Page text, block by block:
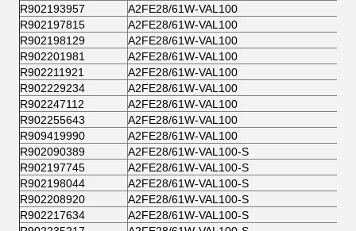
R902193957
A2FE28/61W-VAL100
R902197815
A2FE28/61W-VAL100
R902198129
A2FE28/61W-VAL100
R902201981
A2FE28/61W-VAL100
R902211921
A2FE28/61W-VAL100
R902229234
A2FE28/61W-VAL100
R902247112
A2FE28/61W-VAL100
R902255643
A2FE28/61W-VAL100
R909419990
A2FE28/61W-VAL100
R902090389
A2FE28/61W-VAL100-S
R902197745
A2FE28/61W-VAL100-S
R902198044
A2FE28/61W-VAL100-S
R902208920
A2FE28/61W-VAL100-S
R902217634
A2FE28/61W-VAL100-S